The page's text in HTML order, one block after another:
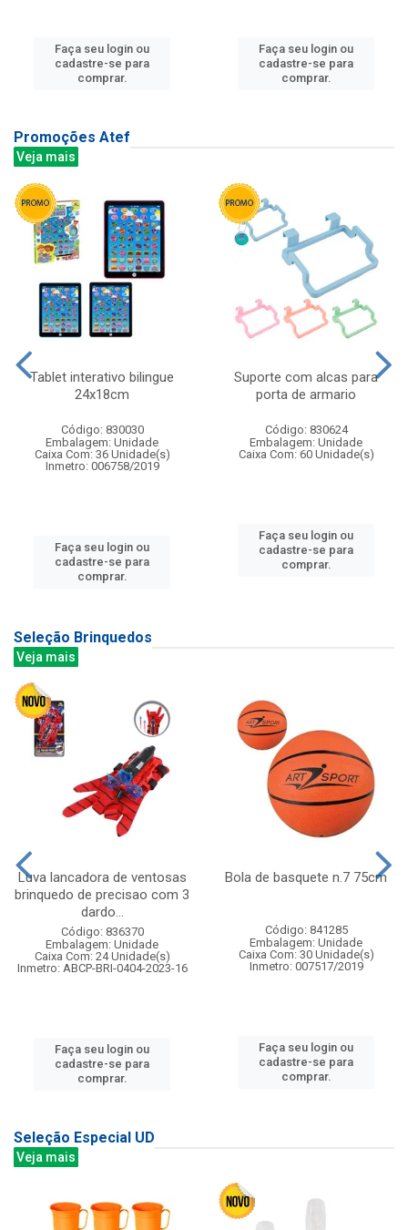
Faça seu login ou
cadastre-se para
comprar.
Faça seu login ou
cadastre-se para
comprar.
Promoções Atef
Veja mais
Tablet interativo bilingue
24x18cm
Código: 830030
Embalagem: Unidade
Caixa Com: 36 Unidade(s)
Inmetro: 006758/2019
Faça seu login ou
cadastre-se para
comprar.
Suporte com alcas para
porta de armario
Código: 830624
Embalagem: Unidade
Caixa Com: 60 Unidade(s)
Faça seu login ou
cadastre-se para
comprar.
Seleção Brinquedos
Veja mais
Luva lancadora de ventosas
brinquedo de precisao com 3
dardo...
Código: 836370
Embalagem: Unidade
Caixa Com: 24 Unidade(s)
Inmetro: ABCP-BRI-0404-2023-16
Faça seu login ou
cadastre-se para
comprar.
Bola de basquete n.7 75cm
Código: 841285
Embalagem: Unidade
Caixa Com: 30 Unidade(s)
Inmetro: 007517/2019
Faça seu login ou
cadastre-se para
comprar.
Seleção Especial UD
Veja mais